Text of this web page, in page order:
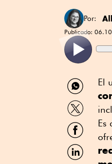
Por:
Publicado:
Compartir
por
WhatsApp
Compartir
por
Twitter
Compartir
por
Facebook
Compartir
por
El
Es